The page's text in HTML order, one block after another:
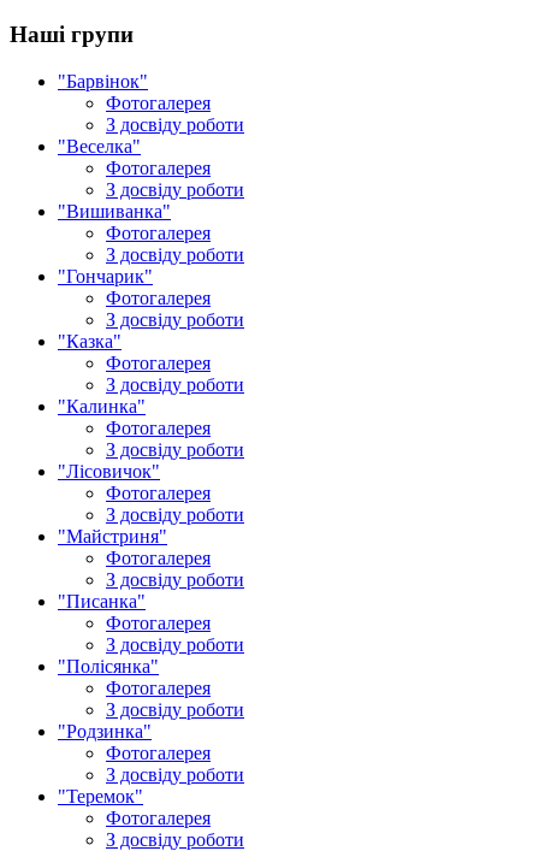
Наші групи
"Барвінок"
Фотогалерея
З досвіду роботи
"Веселка"
Фотогалерея
З досвіду роботи
"Вишиванка"
Фотогалерея
З досвіду роботи
"Гончарик"
Фотогалерея
З досвіду роботи
"Казка"
Фотогалерея
З досвіду роботи
"Калинка"
Фотогалерея
З досвіду роботи
"Лісовичок"
Фотогалерея
З досвіду роботи
"Майстриня"
Фотогалерея
З досвіду роботи
"Писанка"
Фотогалерея
З досвіду роботи
"Полісянка"
Фотогалерея
З досвіду роботи
"Родзинка"
Фотогалерея
З досвіду роботи
"Теремок"
Фотогалерея
З досвіду роботи